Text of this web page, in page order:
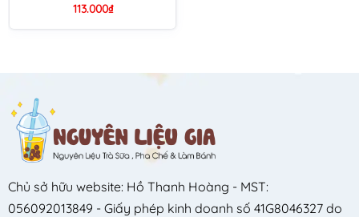
113.000₫
Chủ sở hữu website: Hồ Thanh Hoàng - MST:
056092013849 - Giấy phép kinh doanh số 41G8046327 do